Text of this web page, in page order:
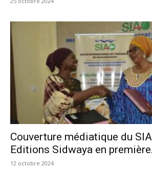
Couverture médiatique du
Editions Sidwaya en
12 octobre 2024